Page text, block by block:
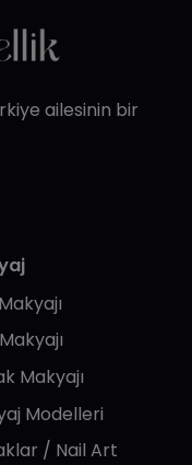
ailesinin bir
Makyajı
Modelleri
/ Nail Art